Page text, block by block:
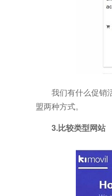
我们有什么促销
盟两种方式。
3.比较类型网站